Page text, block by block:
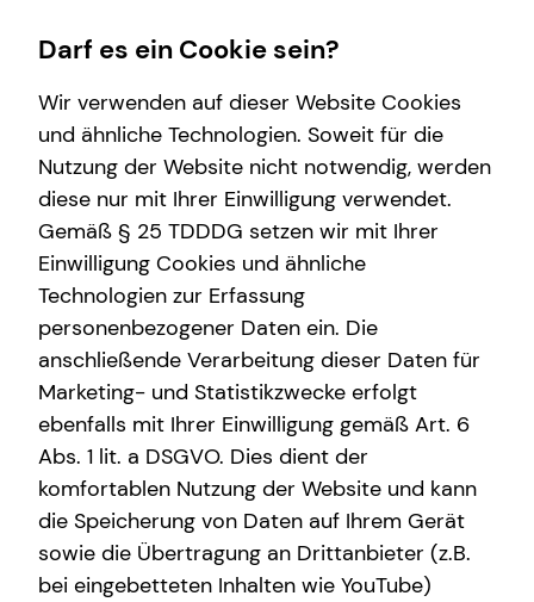
Wissenswertes
Über tecis
Podcast
teamzukunft
Interview
Finanzberatung
Videoberatung
Spezialisten-Netzwerk
Private Krankenvorsorge
Immobilienfinanzierung
Betriebliche Altersvorsorge
Investment
Kapitalanlage Immobilien
Altersvorsorge
Service
Kundenportal
Schadenabwicklung
Karriere
Karrierechancen
Ausbildung
Trainee
Praktikum
Teamassistenz
Direkteinstieg
Darf es ein Cookie sein?
Wir verwenden auf dieser Website Cookies
und ähnliche Technologien. Soweit für die
Nutzung der Website nicht notwendig, werden
diese nur mit Ihrer Einwilligung verwendet.
Gemäß § 25 TDDDG setzen wir mit Ihrer
Einwilligung Cookies und ähnliche
Technologien zur Erfassung
personenbezogener Daten ein. Die
anschließende Verarbeitung dieser Daten für
Marketing- und Statistikzwecke erfolgt
ebenfalls mit Ihrer Einwilligung gemäß Art. 6
Abs. 1 lit. a DSGVO. Dies dient der
komfortablen Nutzung der Website und kann
die Speicherung von Daten auf Ihrem Gerät
sowie die Übertragung an Drittanbieter (z.B.
bei eingebetteten Inhalten wie YouTube)